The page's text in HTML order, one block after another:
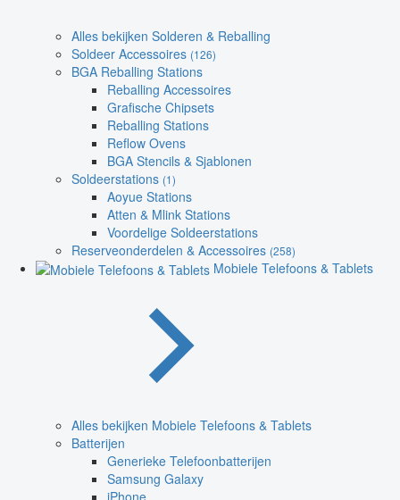
Alles bekijken Solderen & Reballing
Soldeer Accessoires (126)
BGA Reballing Stations
Reballing Accessoires
Grafische Chipsets
Reballing Stations
Reflow Ovens
BGA Stencils & Sjablonen
Soldeerstations (1)
Aoyue Stations
Atten & Mlink Stations
Voordelige Soldeerstations
Reserveonderdelen & Accessoires (258)
Mobiele Telefoons & Tablets
Alles bekijken Mobiele Telefoons & Tablets
Batterijen
Generieke Telefoonbatterijen
Samsung Galaxy
iPhone